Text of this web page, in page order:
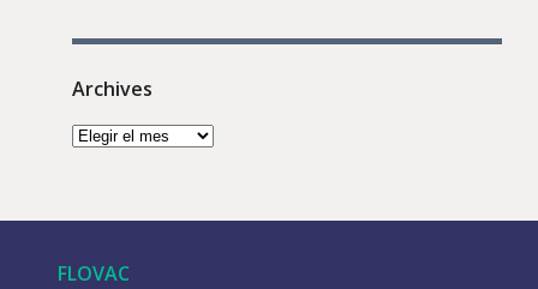
Archives
FLOVAC